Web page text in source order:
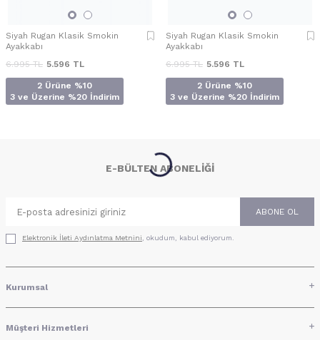
Siyah Rugan Klasik Smokin
Ayakkabı
6.995TL 5.596 TL
2 Ürüne %10
3 ve Üzerine %20 İndirim
Siyah Rugan Klasik Smokin
Ayakkabı
6.995TL 5.596 TL
2 Ürüne %10
3 ve Üzerine %20 İndirim
E-BÜLTEN ABONELIĞI
ABONE OL
Elektronik İleti Aydınlatma Metni‌ni, okudum, kabul ediyorum.
Kurumsal
Müşteri Hizmetleri